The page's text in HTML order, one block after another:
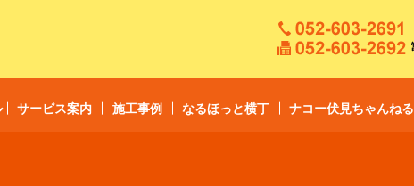
サービス案内 施工事例 なるほっと横丁 ナコー伏見ちゃんねる